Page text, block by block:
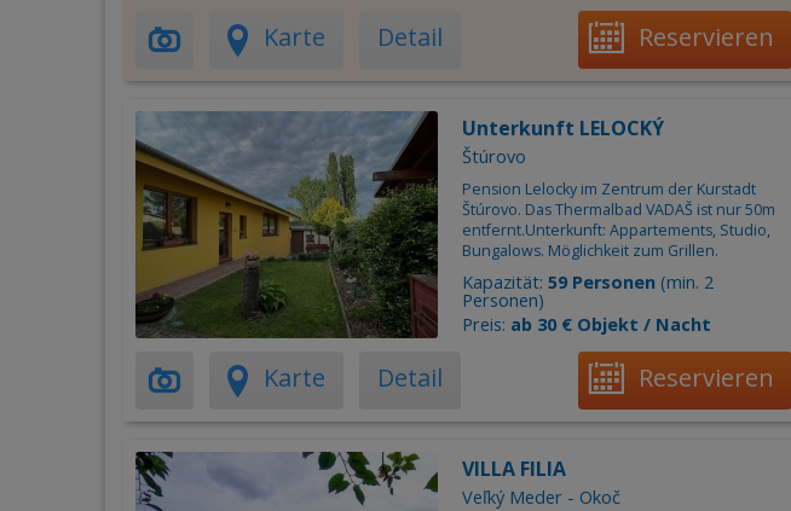
Karte Detail Reservieren
Unterkunft LELOCKÝ
Štúrovo
Pension Lelocky im Zentrum der Kurstadt
Štúrovo. Das Thermalbad VADAŠ ist nur 50m
entfernt.Unterkunft: Appartements, Studio,
Bungalows. Möglichkeit zum Grillen.
Kapazität: 59 Personen (min. 2
Personen)
Preis: ab 30 € Objekt / Nacht
Karte Detail Reservieren
VILLA FILIA
Veľký Meder - Okoč